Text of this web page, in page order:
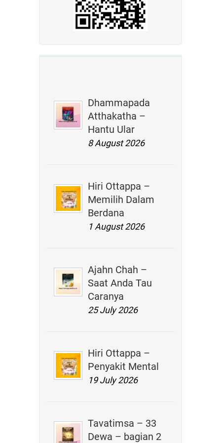
Dhammapada
Atthakatha –
Hantu Ular
8 August 2026
Hiri Ottappa –
Memilih Dalam
Berdana
1 August 2026
Ajahn Chah –
Saat Anda Tau
Caranya
25 July 2026
Hiri Ottappa –
Penyakit Mental
19 July 2026
Tavatimsa – 33
Dewa – bagian 2